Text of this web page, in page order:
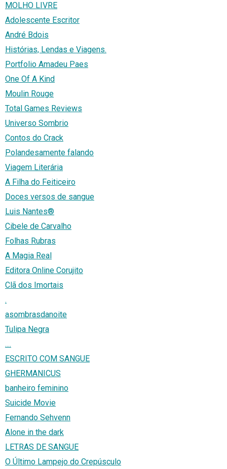
MOLHO LIVRE
Adolescente Escritor
André Bdois
Histórias, Lendas e Viagens.
Portfolio Amadeu Paes
One Of A Kind
Moulin Rouge
Total Games Reviews
Universo Sombrio
Contos do Crack
Polandesamente falando
Viagem Literária
A Filha do Feiticeiro
Doces versos de sangue
Luis Nantes®
Cibele de Carvalho
Folhas Rubras
A Magia Real
Editora Online Corujito
Clã dos Imortais
.
asombrasdanoite
Tulipa Negra
....
ESCRITO COM SANGUE
GHERMANICUS
banheiro feminino
Suicide Movie
Fernando Sehvenn
Alone in the dark
LETRAS DE SANGUE
O Último Lampejo do Crepúsculo